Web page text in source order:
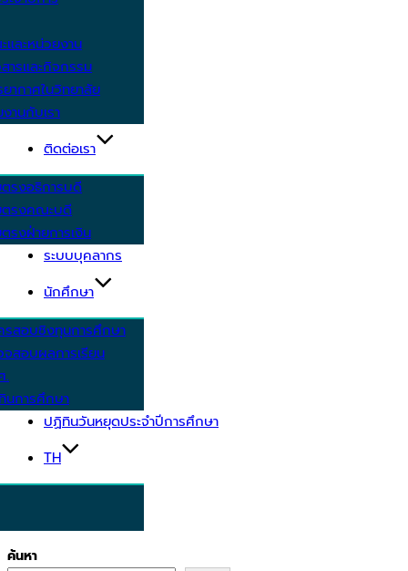
ละหน่วยงาน
ารและกิจกรรม
ากาศในวิทยาลัย
านกับเรา
ติดต่อเรา
รงอธิการบดี
ตรงคณะบดี
รงฝ่ายการเงิน
ระบบบุคลากร
นักศึกษา
รสอบชิงทุนการศึกษา
สอบผลการเรียน
.
นการศึกษา
ปฏิทินวันหยุดประจำปีการศึกษา
TH
ค้นหา